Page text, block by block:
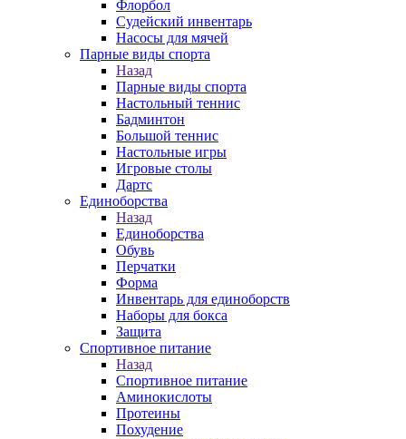
Флорбол
Судейский инвентарь
Насосы для мячей
Парные виды спорта
Назад
Парные виды спорта
Настольный теннис
Бадминтон
Большой теннис
Настольные игры
Игровые столы
Дартс
Единоборства
Назад
Единоборства
Обувь
Перчатки
Форма
Инвентарь для единоборств
Наборы для бокса
Защита
Спортивное питание
Назад
Спортивное питание
Аминокислоты
Протеины
Похудение